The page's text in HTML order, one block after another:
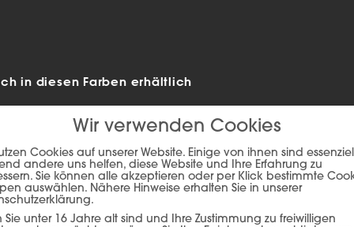
in diesen Farben erhältlich
Wir verwenden Cookies
Cookies auf unserer Website. Einige von ihnen sind
andere uns helfen, diese Website und Ihre Erfahrung zu
Sie können alle akzeptieren oder per Klick bestimmte
auswählen. Nähere Hinweise erhalten Sie in unserer
Sie unter 16 Jahre alt sind und Ihre Zustimmung zu freiwilligen